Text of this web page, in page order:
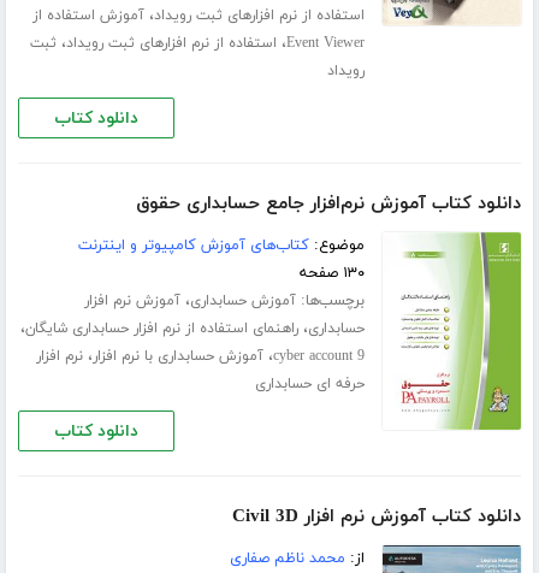
استفاده از نرم افزارهای ثبت رویداد،آموزش استفاده از
Event Viewer، استفاده از نرم افزارهای ثبت رویداد، ثبت
رویداد
دانلود کتاب
دانلود کتاب آموزش نرم‌افزار جامع حسابداری حقوق
موضوع:کتاب‌های آموزش کامپیوتر و اینترنت
۱۳۰ صفحه
برچسب‌ها:آموزش حسابداری،آموزش نرم افزار
حسابداری،راهنمای استفاده از نرم افزار حسابداری شایگان،
cyber account 9،آموزش حسابداری با نرم افزار،نرم افزار
حرفه ای حسابداری
دانلود کتاب
دانلود کتاب آموزش نرم افزار Civil 3D
از: محمد ناظم صفاری